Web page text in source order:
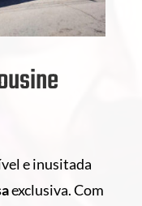
e inusitada
exclusiva. Com